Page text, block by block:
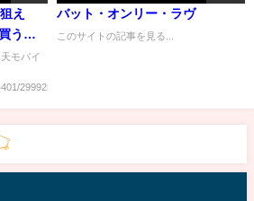
え
うべ
す】
モバイ
299925_37...
バット・オンリー・ラヴ
このサイトの記事を見る...